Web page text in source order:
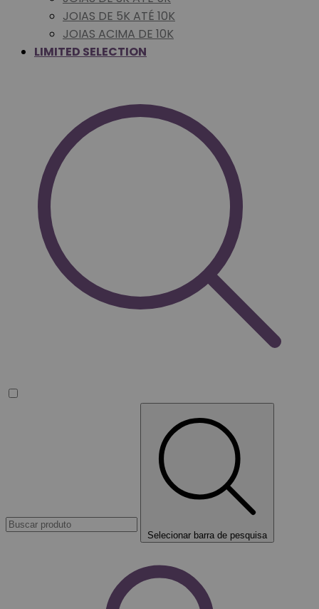
JOIAS DE 5K ATÉ 10K
JOIAS ACIMA DE 10K
LIMITED SELECTION
Selecionar barra de pesquisa